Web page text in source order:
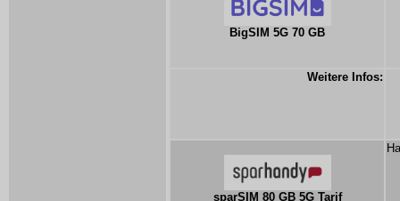
BigSIM 5G 70 GB
Weitere Infos:
sparSIM 80 GB 5G Tarif